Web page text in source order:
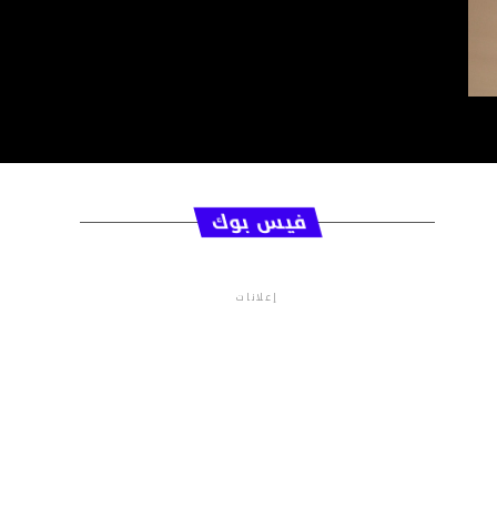
فيس بوك
إعلانات